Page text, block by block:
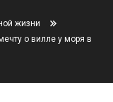
жизни
о вилле у моря в